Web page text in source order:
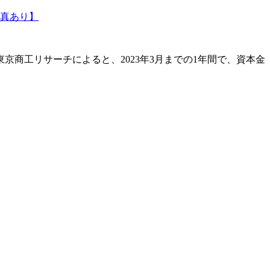
あり】
商工リサーチによると、2023年3月までの1年間で、資本金